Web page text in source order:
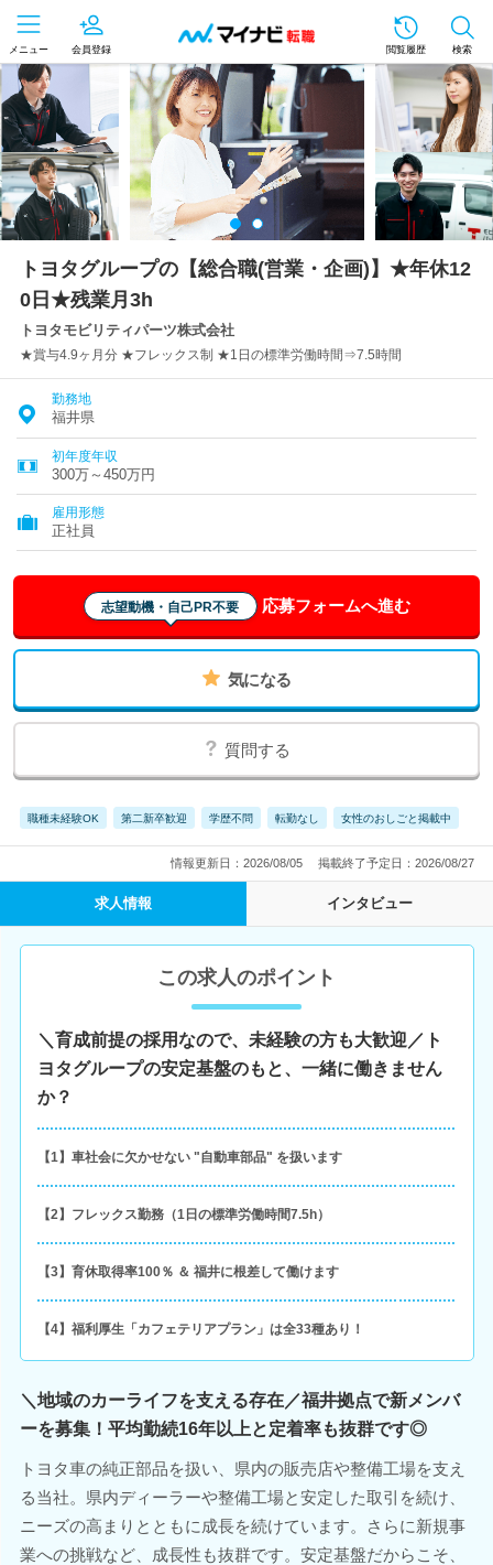
メニュー 会員登録 閲覧履歴 検索
トヨタグループの【総合職(営業・企画)】★年休12
0日★残業月3h
トヨタモビリティパーツ株式会社
★賞与4.9ヶ月分 ★フレックス制 ★1日の標準労働時間⇒7.5時間
勤務地
福井県
初年度年収
300万～450万円
雇用形態
正社員
志望動機・自己PR不要 応募フォームへ進む
気になる
質問する
職種未経験OK 第二新卒歓迎 学歴不問 転勤なし 女性のおしごと掲載中
情報更新日：2026/08/05 掲載終了予定日：2026/08/27
求人情報 インタビュー
この求人のポイント
＼育成前提の採用なので、未経験の方も大歓迎／ト
ヨタグループの安定基盤のもと、一緒に働きません
か？
【1】車社会に欠かせない "自動車部品" を扱います
【2】フレックス勤務（1日の標準労働時間7.5h）
【3】育休取得率100％ ＆ 福井に根差して働けます
【4】福利厚生「カフェテリアプラン」は全33種あり！
＼地域のカーライフを支える存在／福井拠点で新メンバ
ーを募集！平均勤続16年以上と定着率も抜群です◎
トヨタ車の純正部品を扱い、県内の販売店や整備工場を支え
る当社。県内ディーラーや整備工場と安定した取引を続け、
ニーズの高まりとともに成長を続けています。さらに新規事
業への挑戦など、成長性も抜群です。安定基盤だからこそ、